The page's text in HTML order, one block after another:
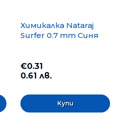
Химикалка Nataraj
Surfer 0.7 mm Синя
€0.31
0.61 лв.